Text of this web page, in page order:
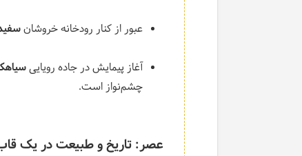
عبور از کنار رودخانه خروشان
آغاز پیمایش در جاده رویایی
چشم‌نواز است.
عصر: تاریخ و طبیعت در یک